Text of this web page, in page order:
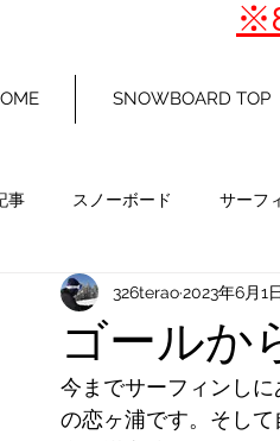
SNOWBOARD TOP
事 スノーボード サーフ
ゴールか
326terao2023年6月1
今までサーフィンし
の恋ヶ浦です。そし